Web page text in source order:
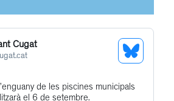
Cugat
See
Profile
Get
de les piscines municipals
el 6 de setembre.